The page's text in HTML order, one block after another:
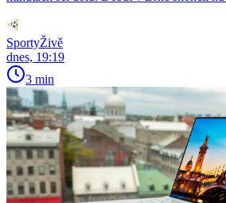
SportyŽivě
dnes, 19:19
3 min